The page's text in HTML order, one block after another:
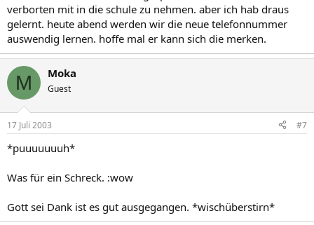
verborten mit in die schule zu nehmen. aber ich hab draus
gelernt. heute abend werden wir die neue telefonnummer
auswendig lernen. hoffe mal er kann sich die merken.
M Moka
Guest
17 Juli 2003 #7
*puuuuuuuh*
Was für ein Schreck. :wow
Gott sei Dank ist es gut ausgegangen. *wischüberstirn*